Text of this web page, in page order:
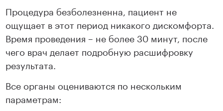
Процедура безболезненна, пациент не
ощущает в этот период никакого дискомфорта.
Время проведения – не более 30 минут, после
чего врач делает подробную расшифровку
результата.
Все органы оцениваются по нескольким
параметрам: